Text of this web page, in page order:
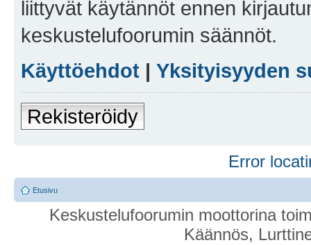
liittyvät käytännöt ennen
keskustelufoorumin säännöt.
Käyttöehdot | Yksityisyyden
Rekisteröidy
Error
Etusivu
Keskustelufoorumin moottorina
Käännös,